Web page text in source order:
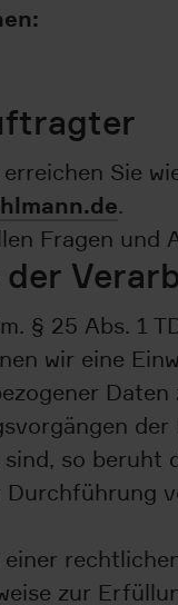
Sie
.
Fragen
§ 25 Abs. 1
wir eine
so beruht
zur